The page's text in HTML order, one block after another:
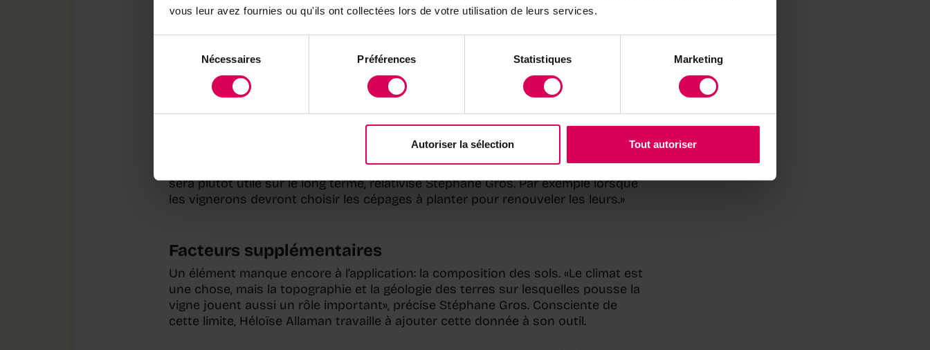
vous leur avez fournies ou qu'ils ont collectées lors de votre utilisation de leurs services.
consentement
Nécessaires Préférences Statistiques Marketing
Autoriser la sélection Tout autoriser
qui nous intéresse. Les «jumeaux climatiques» associés à ce lieu apparaissent
ensuite sur une carte de l’Europe. «Ce serait une bonne occasion pour organiser
Dardagny (GE). Cela pourrait par exemple encourager nos étudiants de l’école de
viticulture et œnologie de Changins à aller voir ce qui se fait dans les vignobles
qui ressembleront aux nôtres dans plusieurs années. Ils pourraient par exemple
prendre des cours à l’Université du vin de Suze-la-Rousse, dans le sud de la
Mi-février, l’application comptait 370 utilisateurs. «Ce n’est que le début: cette app
sera plutôt utile sur le long terme, relativise Stéphane Gros. Par exemple lorsque
les vignerons devront choisir les cépages à planter pour renouveler les leurs.»
Facteurs supplémentaires
Un élément manque encore à l’application: la composition des sols. «Le climat est
une chose, mais la topographie et la géologie des terres sur lesquelles pousse la
vigne jouent aussi un rôle important», précise Stéphane Gros. Consciente de
cette limite, Héloïse Allaman travaille à ajouter cette donnée à son outil.